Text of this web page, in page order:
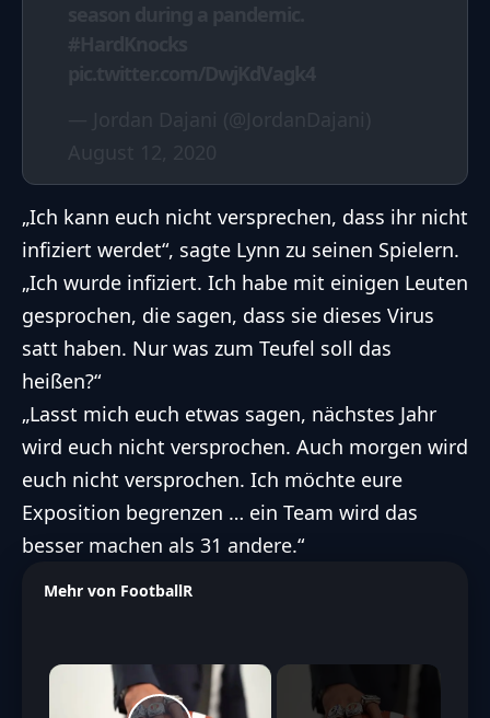
„Ich kann euch nicht versprechen, dass ihr nicht
infiziert werdet“, sagte Lynn zu seinen Spielern.
„Ich wurde infiziert. Ich habe mit einigen Leuten
gesprochen, die sagen, dass sie dieses Virus
satt haben. Nur was zum Teufel soll das
heißen?“
„Lasst mich euch etwas sagen, nächstes Jahr
wird euch nicht versprochen. Auch morgen wird
euch nicht versprochen. Ich möchte eure
Exposition begrenzen … ein Team wird das
besser machen als 31 andere.“
Mehr von FootballR
×